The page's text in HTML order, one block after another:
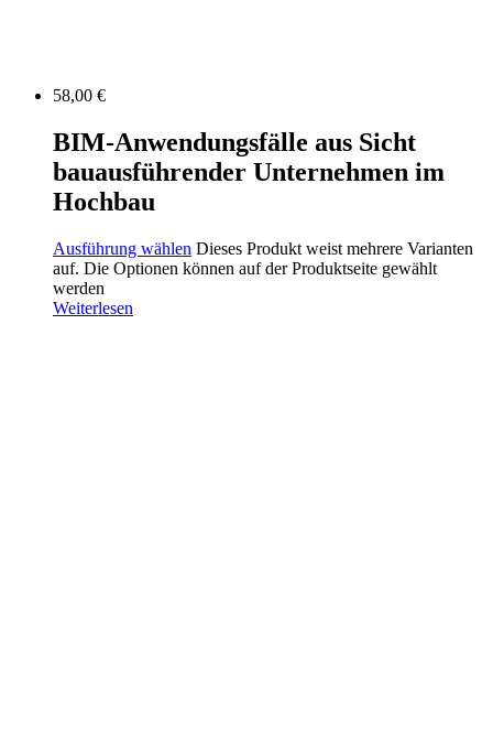
58,00 €
BIM-Anwendungsfälle aus Sicht
bauausführender Unternehmen im
Hochbau
Ausführung wählen Dieses Produkt weist mehrere Varianten
auf. Die Optionen können auf der Produktseite gewählt
werden
Weiterlesen